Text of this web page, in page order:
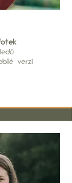
verzi​